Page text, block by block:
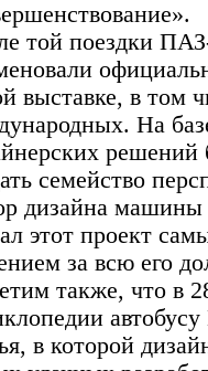
той поездки
выставке, в том
На
семейство
дизайна
этот проект
за всю его
также, что в
в которой